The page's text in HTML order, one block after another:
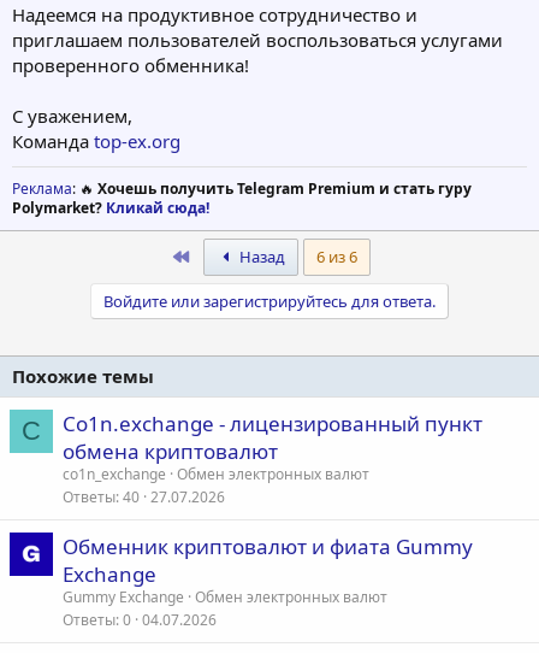
Надеемся на продуктивное сотрудничество и
приглашаем пользователей воспользоваться услугами
проверенного обменника!
С уважением,
Команда top-ex.org
Реклама: 🔥 Хочешь получить Telegram Premium и стать гуру
Polymarket? Кликай сюда!
First Назад 6 из 6
Войдите или зарегистрируйтесь для ответа.
Похожие темы
C
Co1n.exchange - лицензированный пункт
обмена криптовалют
co1n_exchange Обмен электронных валют
Ответы 40 27.07.2026
Обменник криптовалют и фиата Gummy
Exchange
Gummy Exchange Обмен электронных валют
Ответы 0 04.07.2026